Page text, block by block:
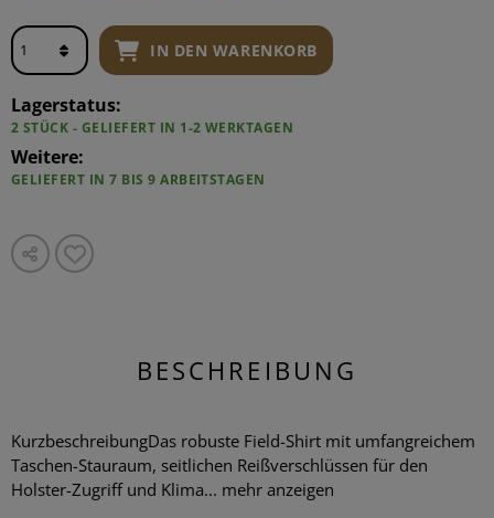
IN DEN WARENKORB
Lagerstatus:
2 STÜCK - GELIEFERT IN 1-2 WERKTAGEN
Weitere:
GELIEFERT IN 7 BIS 9 ARBEITSTAGEN
BESCHREIBUNG
KurzbeschreibungDas robuste Field-Shirt mit umfangreichem
Taschen-Stauraum, seitlichen Reißverschlüssen für den
Holster-Zugriff und Klima... mehr anzeigen